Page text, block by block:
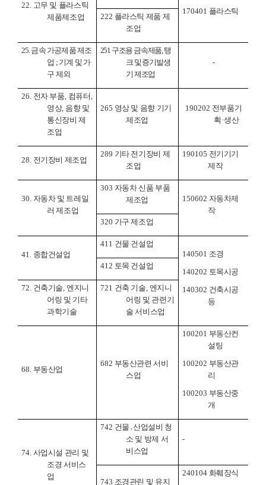
22. 고무 및 플라스틱
제품제조업
170401 플라스틱
222 플라스틱 제품 제
조업
25.금속 가공제품 제조
업 ; 기계 및 가
구 제외
251 구조용 금속제품,탱
크 및 증기발생
기 제조업
-
26. 전자 부품, 컴퓨터 ,
영상, 음향 및
통신장비 제
조업
265 영상 및 음향 기기
제조업
190202 전부품기
획 ·생산
28. 전기장비 제조업
289 기타 전기장비 제
조업
190105 전기기기
제작
30. 자동차 및 트레일
러 제조업
303 자동차 신품 부품
제조업
150602 자동차제
작
320 가구 제조업
41. 종합건설업
411 건물 건설업
140501 조경
140202 토목시공
140302 건축시공
등
412 토목 건설업
72. 건축기술, 엔지니
어링 및 기타
과학기술
721 건축 기술, 엔지니
어링 및 관련기
술 서비스업
68. 부동산업
682 부동산관련 서비
스업
100201 부동산컨
설팅
100202 부동산관
리
100203 부동산중
개
74. 사업시설 관리 및
조경 서비스
업
742 건물 ․산업설비 청
소 및 방제 서
비스업
-
743 조경관린 및 유지
240104 화훼장식